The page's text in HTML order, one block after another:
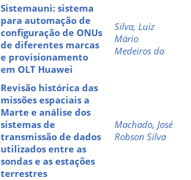
Sistemauni: sistema
para automação de
configuração de ONUs
de diferentes marcas
e provisionamento
em OLT Huawei
Silva, Luiz
Mário
Medeiros da
Revisão histórica das
missões espaciais a
Marte e análise dos
sistemas de
transmissão de dados
utilizados entre as
sondas e as estações
terrestres
Machado, José
Robson Silva